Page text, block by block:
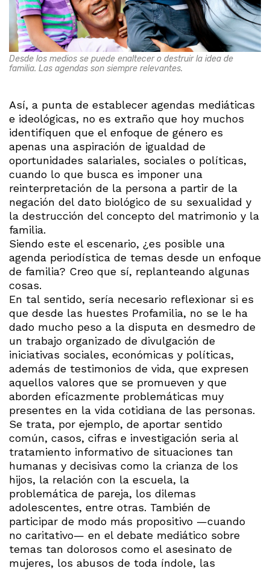
Desde los medios se puede enaltecer o destruir la idea de
familia. Las agendas son siempre relevantes.
Así, a punta de establecer agendas mediáticas
e ideológicas, no es extraño que hoy muchos
identifiquen que el enfoque de género es
apenas una aspiración de igualdad de
oportunidades salariales, sociales o políticas,
cuando lo que busca es imponer una
reinterpretación de la persona a partir de la
negación del dato biológico de su sexualidad y
la destrucción del concepto del matrimonio y la
familia.
Siendo este el escenario, ¿es posible una
agenda periodística de temas desde un enfoque
de familia? Creo que sí, replanteando algunas
cosas.
En tal sentido, sería necesario reflexionar si es
que desde las huestes Profamilia, no se le ha
dado mucho peso a la disputa en desmedro de
un trabajo organizado de divulgación de
iniciativas sociales, económicas y políticas,
además de testimonios de vida, que expresen
aquellos valores que se promueven y que
aborden eficazmente problemáticas muy
presentes en la vida cotidiana de las personas.
Se trata, por ejemplo, de aportar sentido
común, casos, cifras e investigación seria al
tratamiento informativo de situaciones tan
humanas y decisivas como la crianza de los
hijos, la relación con la escuela, la
problemática de pareja, los dilemas
adolescentes, entre otras. También de
participar de modo más propositivo —cuando
no caritativo— en el debate mediático sobre
temas tan dolorosos como el asesinato de
mujeres, los abusos de toda índole, las